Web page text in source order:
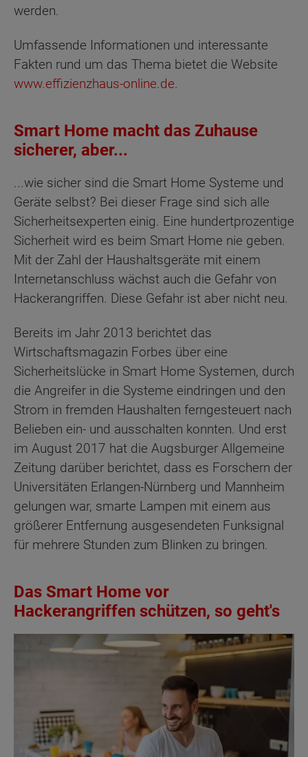
werden.
Umfassende Informationen und interessante
Fakten rund um das Thema bietet die Website
www.effizienzhaus-online.de.
Smart Home macht das Zuhause
sicherer, aber...
...wie sicher sind die Smart Home Systeme und
Geräte selbst? Bei dieser Frage sind sich alle
Sicherheitsexperten einig. Eine hundertprozentige
Sicherheit wird es beim Smart Home nie geben.
Mit der Zahl der Haushaltsgeräte mit einem
Internetanschluss wächst auch die Gefahr von
Hackerangriffen. Diese Gefahr ist aber nicht neu.
Bereits im Jahr 2013 berichtet das
Wirtschaftsmagazin Forbes über eine
Sicherheitslücke in Smart Home Systemen, durch
die Angreifer in die Systeme eindringen und den
Strom in fremden Haushalten ferngesteuert nach
Belieben ein- und ausschalten konnten. Und erst
im August 2017 hat die Augsburger Allgemeine
Zeitung darüber berichtet, dass es Forschern der
Universitäten Erlangen-Nürnberg und Mannheim
gelungen war, smarte Lampen mit einem aus
größerer Entfernung ausgesendeten Funksignal
für mehrere Stunden zum Blinken zu bringen.
Das Smart Home vor
Hackerangriffen schützen, so geht's